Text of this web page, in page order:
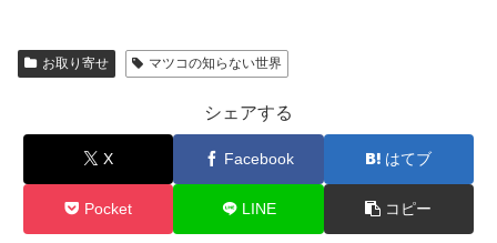
お取り寄せ マツコの知らない世界
シェアする
X Facebook はてブ
Pocket LINE コピー